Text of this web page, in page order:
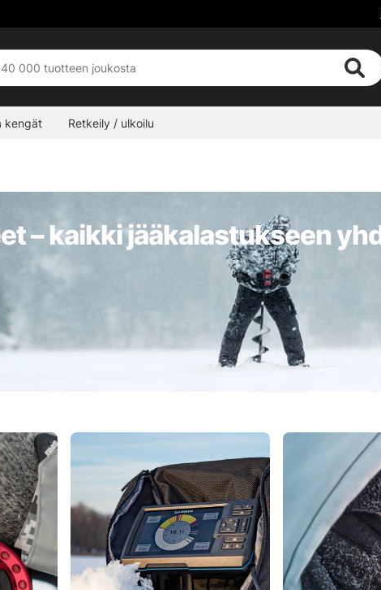
kengät Retkeily / ulkoilu
– kaikki jääkalastukseen